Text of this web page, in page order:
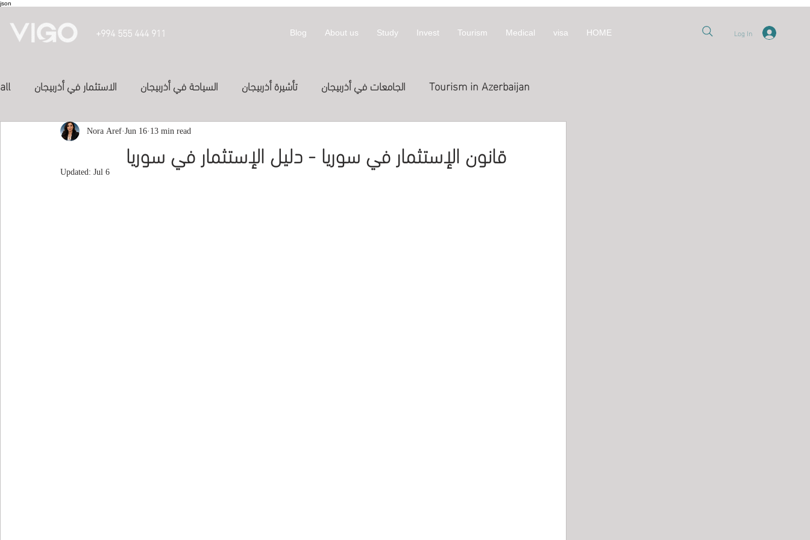
json
+994 555 444 911 HOME
visa
Medical
Tourism
Invest
Study
About us
Blog Log In
all الاستثمار في أذربيجان السياحة في أذربيجان تأشيرة أذربيجان الجامعات في أذربيجان Tourism in Azerbaijan
الدراسة في أذربيجان الفنادق في أذربيجان
المواصلات في اذربيجان
قانون الإستثمار في سوريا - دليل الإستثمار في سوريا
Nora ArefJun 16 13 min read
Updated:Jul 6